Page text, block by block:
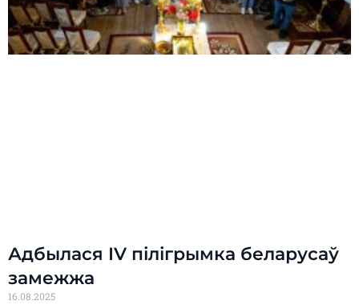
Адбылася IV пілігрымка беларусаў
замежжа
16.08.2025